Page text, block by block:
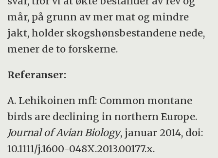
mår, på grunn av mer mat og mindre
jakt, holder skogshønsbestandene nede,
mener de to forskerne.
Referanser:
A. Lehikoinen mfl: Common montane
birds are declining in northern Europe.
Journal of Avian Biology, januar 2014, doi:
10.1111/j.1600-048X.2013.00177.x.